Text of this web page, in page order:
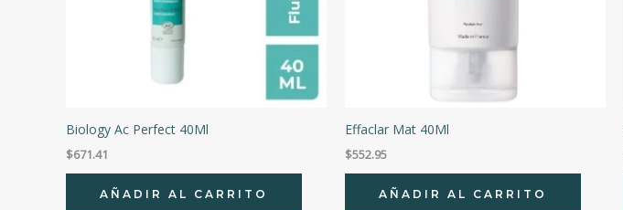
Biology Ac Perfect 40Ml
$671.41
AÑADIR AL CARRITO
Effaclar Mat 40Ml
$552.95
AÑADIR AL CARRITO